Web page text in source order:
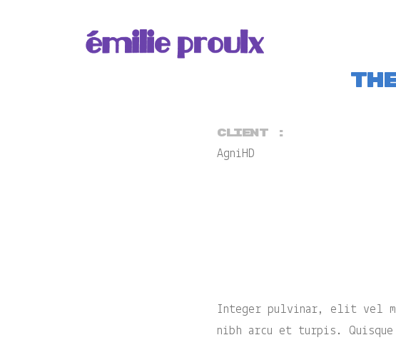
Client :
AgniHD
Integer pulvinar, elit vel
nibh arcu et turpis.